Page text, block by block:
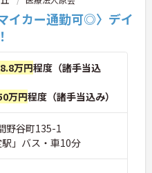
イカー通勤可◎〉デイ
万円程度（諸手当込
万円程度（諸手当込み）
野谷町135-1
」バス・車10分